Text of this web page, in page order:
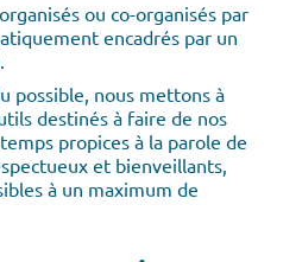
ou co-organisés par
encadrés par un
possible, nous mettons à
destinés à faire de nos
propices à la parole de
et bienveillants,
à un maximum de